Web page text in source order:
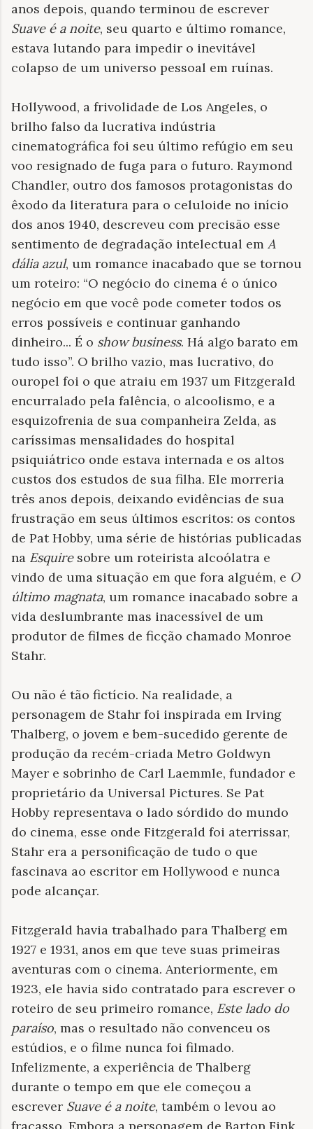
anos depois, quando terminou de escrever
Suave é a noite, seu quarto e último romance,
estava lutando para impedir o inevitável
colapso de um universo pessoal em ruínas.
Hollywood, a frivolidade de Los Angeles, o
brilho falso da lucrativa indústria
cinematográfica foi seu último refúgio em seu
voo resignado de fuga para o futuro. Raymond
Chandler, outro dos famosos protagonistas do
êxodo da literatura para o celuloide no início
dos anos 1940, descreveu com precisão esse
sentimento de degradação intelectual em A
dália azul, um romance inacabado que se tornou
um roteiro: “O negócio do cinema é o único
negócio em que você pode cometer todos os
erros possíveis e continuar ganhando
dinheiro... É o show business. Há algo barato em
tudo isso”. O brilho vazio, mas lucrativo, do
ouropel foi o que atraiu em 1937 um Fitzgerald
encurralado pela falência, o alcoolismo, e a
esquizofrenia de sua companheira Zelda, as
caríssimas mensalidades do hospital
psiquiátrico onde estava internada e os altos
custos dos estudos de sua filha. Ele morreria
três anos depois, deixando evidências de sua
frustração em seus últimos escritos: os contos
de Pat Hobby, uma série de histórias publicadas
na Esquiresobre um roteirista alcoólatra e
vindo de uma situação em que fora alguém, e O
último magnata, um romance inacabado sobre a
vida deslumbrante mas inacessível de um
produtor de filmes de ficção chamado Monroe
Stahr.
Ou não é tão fictício. Na realidade, a
personagem de Stahr foi inspirada em Irving
Thalberg, o jovem e bem-sucedido gerente de
produção da recém-criada Metro Goldwyn
Mayer e sobrinho de Carl Laemmle, fundador e
proprietário da Universal Pictures. Se Pat
Hobby representava o lado sórdido do mundo
do cinema, esse onde Fitzgerald foi aterrissar,
Stahr era a personificação de tudo o que
fascinava ao escritor em Hollywood e nunca
pode alcançar.
Fitzgerald havia trabalhado para Thalberg em
1927 e 1931, anos em que teve suas primeiras
aventuras com o cinema. Anteriormente, em
1923, ele havia sido contratado para escrever o
roteiro de seu primeiro romance, Este lado do
paraíso, mas o resultado não convenceu os
estúdios, e o filme nunca foi filmado.
Infelizmente, a experiência de Thalberg
durante o tempo em que ele começou a
escrever Suave é a noite, também o levou ao